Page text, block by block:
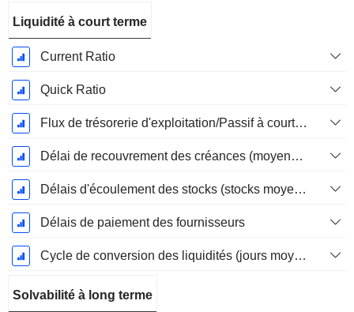
Liquidité à court terme
Current Ratio
Quick Ratio
Flux de trésorerie d'exploitation/Passif à court terme
Délai de recouvrement des créances (moyenne des créances)
Délais d'écoulement des stocks (stocks moyens)
Délais de paiement des fournisseurs
Cycle de conversion des liquidités (jours moyens)
Solvabilité à long terme